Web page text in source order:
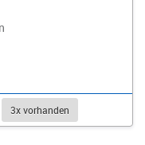
3x vorhanden